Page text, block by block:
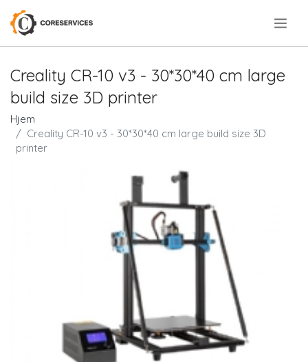
Creality CR-10 v3 - 30*30*40 cm large
build size 3D printer
Hjem
Creality CR-10 v3 - 30*30*40 cm large build size 3D
printer